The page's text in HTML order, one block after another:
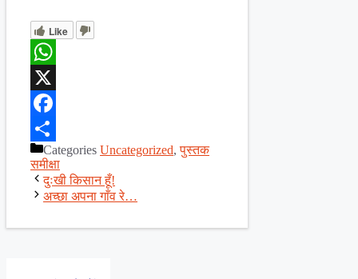
Like
WhatsApp
X
Facebook
ShareCategories Uncategorized,पुस्तक
समीक्षा
दुःखी किसान हूँ!
अच्छा अपना गाँव रे…